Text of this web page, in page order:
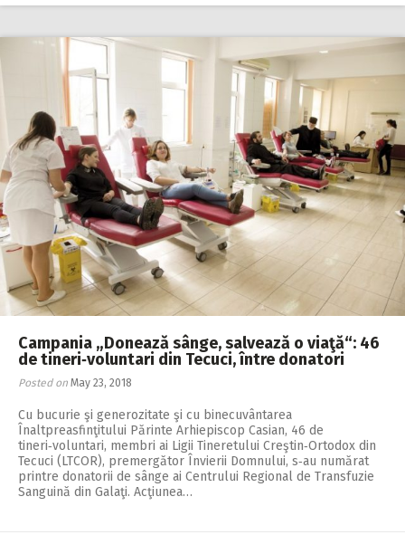
Campania „Donează sânge, salvează o viaţă“: 46
de tineri‑voluntari din Tecuci, între donatori
Posted on May 23, 2018
Cu bucurie şi generozitate şi cu binecuvântarea
Înaltpreasfinţitului Părinte Arhiepiscop Casian, 46 de
tineri‑voluntari, membri ai Ligii Tineretului Creştin‑Ortodox din
Tecuci (LTCOR), premergător Învierii Domnului, s‑au numărat
printre donatorii de sânge ai Centrului Regional de Transfuzie
Sanguină din Galaţi. Acţiunea…